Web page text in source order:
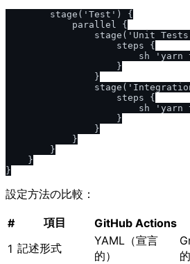
        stage('Test') {
            parallel {
stage('Unit
                    steps {
sh 'yarn
                    }
                }
                    steps {
sh 'yarn
                    }
                }
            }
        }
    }
設定方法の比較：
# 項目 GitHub Actions
1 記述形式
YAML（宣言
的）
的